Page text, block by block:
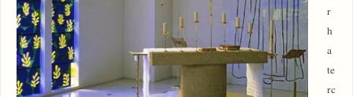
r
h
a
te
rc